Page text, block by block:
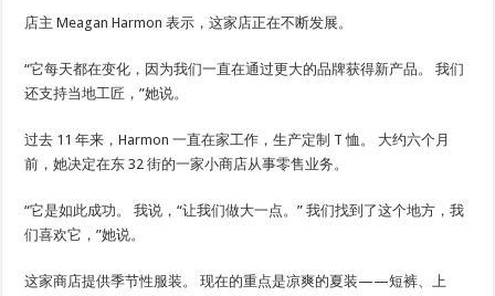
店主 Meagan Harmon 表示，这家店正在不断发展。
“它每天都在变化，因为我们一直在通过更大的品牌获得新产品。 我们
还支持当地工匠，”她说。
过去 11 年来，Harmon 一直在家工作，生产定制 T 恤。 大约六个月
前，她决定在东 32 街的一家小商店从事零售业务。
“它是如此成功。 我说，“让我们做大一点。” 我们找到了这个地方，我
们喜欢它，”她说。
这家商店提供季节性服装。 现在的重点是凉爽的夏装——短裤、上